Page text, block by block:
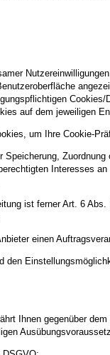
auf dem jeweiligen
um Ihre Cookie-
Interesses
ist ferner Art. 6
einen
den
Ihnen gegenüber